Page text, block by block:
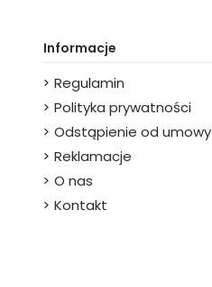
Informacje
Regulamin
Polityka prywatności
Odstąpienie od umowy
Reklamacje
O nas
Kontakt